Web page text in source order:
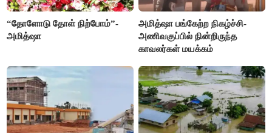
“தோளோடு தோள் நிற்போம்”-
அமித்ஷா
அமித்ஷா பங்கேற்ற நிகழ்ச்சி-
அணிவகுப்பில் நின்றிருந்த
காவலர்கள் மயக்கம்